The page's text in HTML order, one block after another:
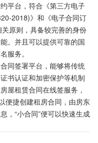
平台，符合《第三方电子
2018)》和《电子合同订
原则，具备较完善的身份
。并且可以提供可靠的国
服务。
同签署平台，能够将传统
书认证和加密保护等机制
屋租赁合同在线签服务，
便捷创建租房合同，由房东
，“小合同”便可以快速生成